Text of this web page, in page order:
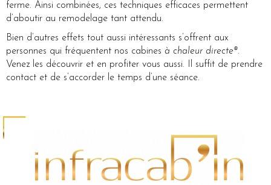
ferme. Ainsi combinées, ces techniques efficaces permettent
d’aboutir au remodelage tant attendu.
Bien d’autres effets tout aussi intéressants s’offrent aux
personnes qui fréquentent nos cabines à chaleur directe®.
Venez les découvrir et en profiter vous aussi. Il suffit de prendre
contact et de s’accorder le temps d’une séance.